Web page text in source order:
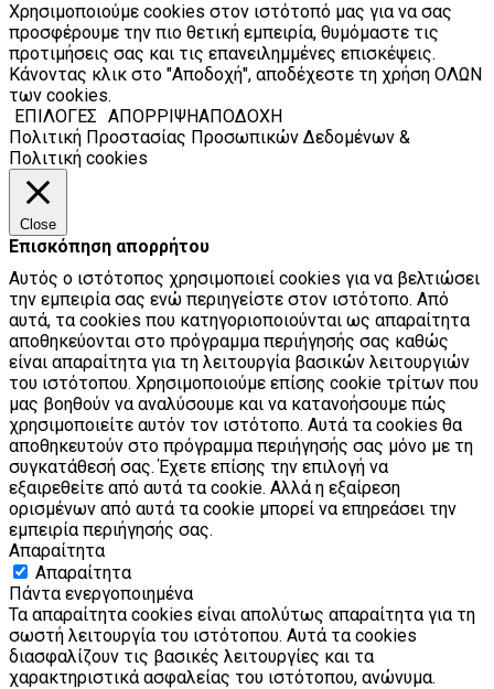
Χρησιμοποιούμε cookies στον ιστότοπό μας για να σας
προσφέρουμε την πιο θετική εμπειρία, θυμόμαστε τις
προτιμήσεις σας και τις επανειλημμένες επισκέψεις.
Κάνοντας κλικ στο "Αποδοχή", αποδέχεστε τη χρήση ΟΛΩΝ
των cookies.
ΕΠΙΛΟΓΕΣ ΑΠΟΡΡΙΨΗΑΠΟΔΟΧΗ
Πολιτική Προστασίας Προσωπικών Δεδομένων &
Πολιτική cookies
Close
Επισκόπηση απορρήτου
Αυτός ο ιστότοπος χρησιμοποιεί cookies για να βελτιώσει
την εμπειρία σας ενώ περιηγείστε στον ιστότοπο. Από
αυτά, τα cookies που κατηγοριοποιούνται ως απαραίτητα
αποθηκεύονται στο πρόγραμμα περιήγησής σας καθώς
είναι απαραίτητα για τη λειτουργία βασικών λειτουργιών
του ιστότοπου. Χρησιμοποιούμε επίσης cookie τρίτων που
μας βοηθούν να αναλύσουμε και να κατανοήσουμε πώς
χρησιμοποιείτε αυτόν τον ιστότοπο. Αυτά τα cookies θα
αποθηκευτούν στο πρόγραμμα περιήγησής σας μόνο με τη
συγκατάθεσή σας. Έχετε επίσης την επιλογή να
εξαιρεθείτε από αυτά τα cookie. Αλλά η εξαίρεση
ορισμένων από αυτά τα cookie μπορεί να επηρεάσει την
εμπειρία περιήγησής σας.
Απαραίτητα
Απαραίτητα
Πάντα ενεργοποιημένα
Τα απαραίτητα cookies είναι απολύτως απαραίτητα για τη
σωστή λειτουργία του ιστότοπου. Αυτά τα cookies
διασφαλίζουν τις βασικές λειτουργίες και τα
χαρακτηριστικά ασφαλείας του ιστότοπου, ανώνυμα.